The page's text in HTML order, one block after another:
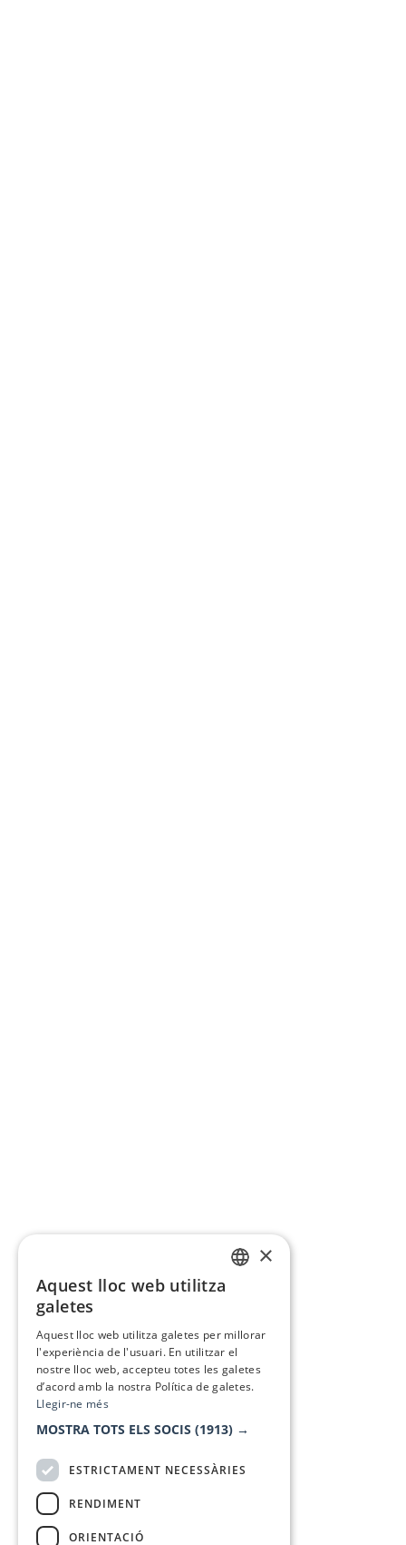
×
Aquest lloc web utilitza
galetes
Aquest lloc web utilitza galetes per millorar
l'experiència de l'usuari. En utilitzar el
nostre lloc web, accepteu totes les galetes
d’acord amb la nostra Política de galetes.
Llegir-ne més
MOSTRA TOTS ELS SOCIS (1913) →
ESTRICTAMENT NECESSÀRIES
RENDIMENT
ORIENTACIÓ